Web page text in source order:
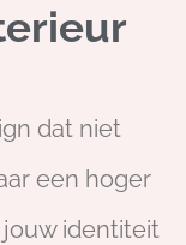
dat niet
een hoger
identiteit